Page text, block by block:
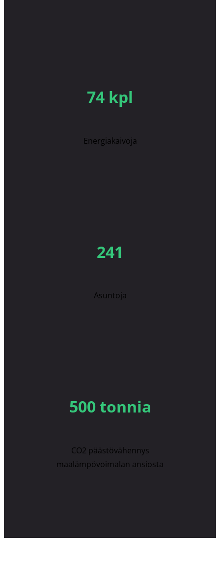
74 kpl
Energiakaivoja
241
Asuntoja
500 tonnia
CO2 päästövähennys
maalämpövoimalan ansiosta